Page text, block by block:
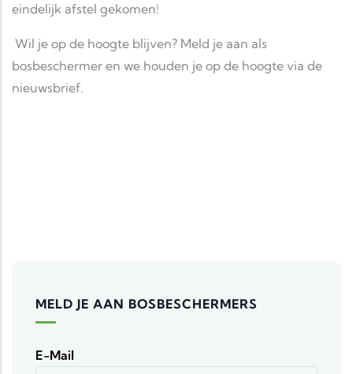
eindelijk afstel gekomen!
Wil je op de hoogte blijven? Meld je aan als
bosbeschermer en we houden je op de hoogte via de
nieuwsbrief.
MELD JE AAN BOSBESCHERMERS
E-Mail